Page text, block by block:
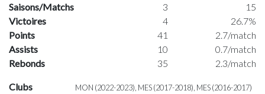
Saisons/Matchs 3
15
Victoires
4
26.7%
Points
41
2.7/match
Assists
10
0.7/match
Rebonds
35 2.3/match
Clubs MON (2022-2023), MES (2017-2018), MES (2016-2017)